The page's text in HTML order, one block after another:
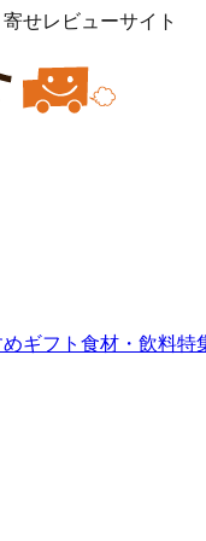
せレビューサイト
ギフト 食材・飲料特